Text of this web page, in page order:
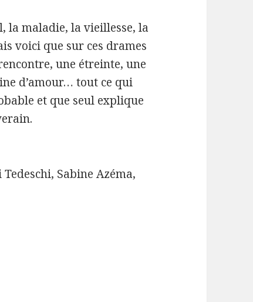
la maladie, la vieillesse, la
voici que sur ces drames
une étreinte, une
d’amour… tout ce qui
et que seul explique
Sabine Azéma,